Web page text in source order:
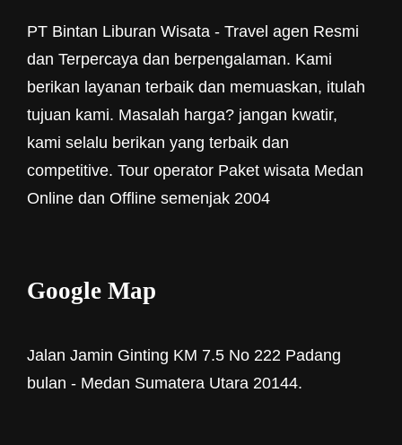
PT Bintan Liburan Wisata - Travel agen Resmi
dan Terpercaya dan berpengalaman. Kami
berikan layanan terbaik dan memuaskan, itulah
tujuan kami. Masalah harga? jangan kwatir,
kami selalu berikan yang terbaik dan
competitive. Tour operator Paket wisata Medan
Online dan Offline semenjak 2004
Google Map
Jalan Jamin Ginting KM 7.5 No 222 Padang
bulan - Medan Sumatera Utara 20144.